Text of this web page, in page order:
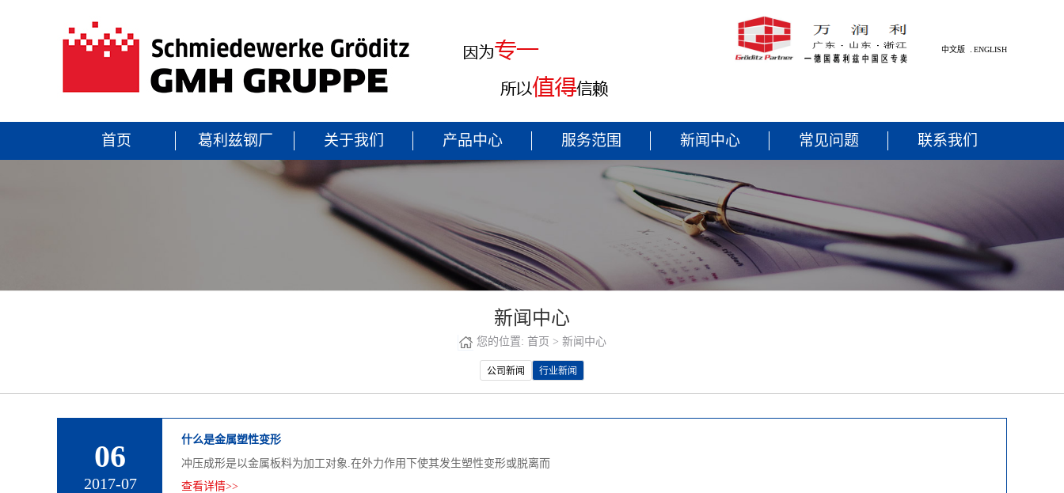
中文版 ENGLISH
首页 葛利兹钢厂 关于我们 产品中心 服务范围 新闻中心 常见问题 联系我们
新闻中心
您的位置: 首页 > 新闻中心
公司新闻 行业新闻
06
2017-07
什么是金属塑性变形
冲压成形是以金属板料为加工对象.在外力作用下使其发生塑性变形或脱离而
查看详情>>